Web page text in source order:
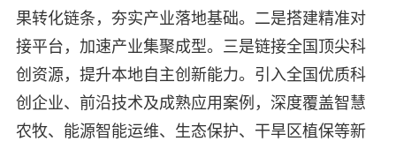
果转化链条，夯实产业落地基础。二是搭建精准对
接平台，加速产业集聚成型。三是链接全国顶尖科
创资源，提升本地自主创新能力。引入全国优质科
创企业、前沿技术及成熟应用案例，深度覆盖智慧
农牧、能源智能运维、生态保护、干旱区植保等新